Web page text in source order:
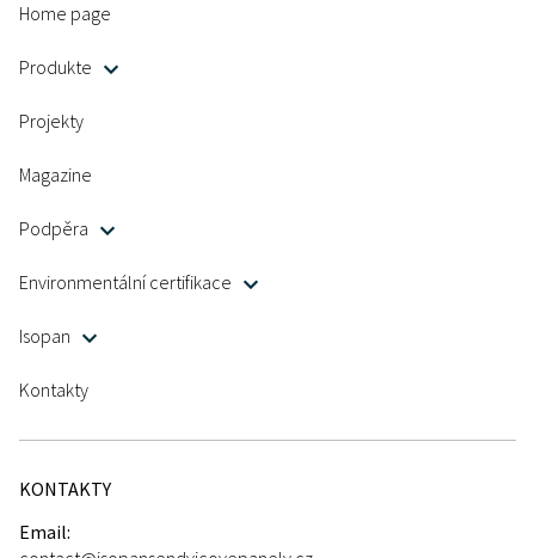
Home page
Produkte
Projekty
Magazine
Podpěra
Environmentální certifikace
Isopan
Kontakty
KONTAKTY
Email: